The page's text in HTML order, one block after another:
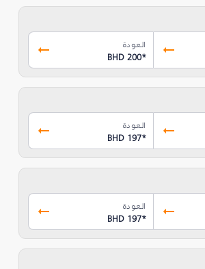
العودة
BHD 200*
العودة
BHD 197*
العودة
BHD 197*